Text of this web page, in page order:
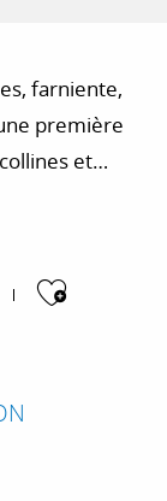
farniente,
première
et
bons plans